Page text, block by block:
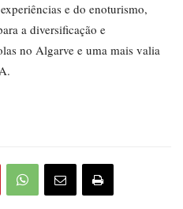
e do enoturismo,
a diversificação e
no Algarve e uma mais valia